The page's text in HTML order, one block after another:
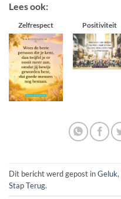
Lees ook:
Zelfrespect Positiviteit
Dit bericht werd gepost inGeluk,
Stap Terug.